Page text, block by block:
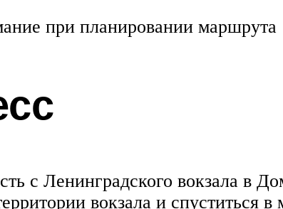
при планировании маршрута
с Ленинградского вокзала в
вокзала и